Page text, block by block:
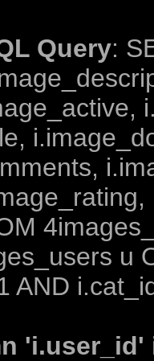
Query:
u
AND